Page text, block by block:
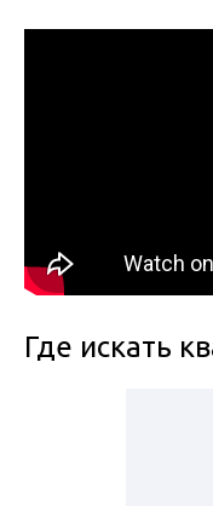
Где искать